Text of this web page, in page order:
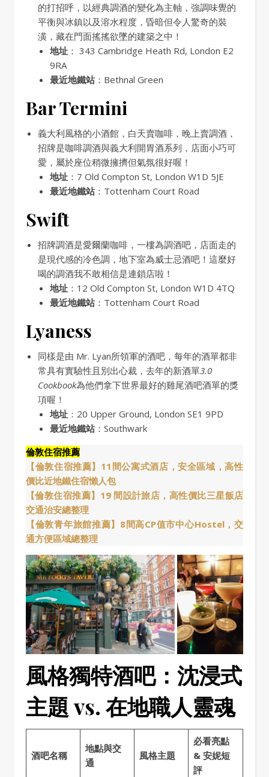
的打招呼，以經典調酒的變化為主軸，強調味覺的
平衡與冰鎮以及溶水程度，昏暗但令人驚奇的裝
潢，藏在門面搖搖欲墜的建築之中！
地址 ： 343 Cambridge Heath Rd, London E2
9RA
最近地鐵站：Bethnal Green
Bar Termini
義大利風格的小酒館，白天賣咖啡，晚上賣調酒，
招牌是咖啡調酒與義大利開胃酒系列，店面小巧可
愛，屬於座位稍微擁擠但氣氛很好喔！
地址 ：7 Old Compton St, London W1D 5JE
最近地鐵站：Tottenham Court Road
Swift
招牌調酒是愛爾蘭咖啡，一樓為調酒吧，店面走的
是現代感的冷色調，地下室為威士忌酒吧！這麼好
喝的調酒我不敢相信是連鎖店啦！
地址 ：12 Old Compton St, London W1D 4TQ
最近地鐵站：Tottenham Court Road
Lyaness
同樣是由 Mr. Lyan所領軍的酒吧，每年的酒單都非
常具有實驗性且別出心裁，去年的新酒單3.0
Cookbook為他們拿下世界最好的雞尾酒吧酒單的獎
項喔！
地址 ：20 Upper Ground, London SE1 9PD
最近地鐵站：Southwark
倫敦住宿推薦
【倫敦住宿推薦】11間公寓式酒店，安全區域，高性
價比近地鐵住宿懶人包
【倫敦住宿推薦】19 間設計旅店，高性價比三星飯店
交通治安總整理
【倫敦青年旅館推薦】8間高CP值市中心Hostel，交
通方便區域總整理
風格獨特酒吧：沈浸式
主題 vs. 在地職人靈魂
酒吧名稱
地點與交
通
風格主題
必看亮點
& 安妮短
評